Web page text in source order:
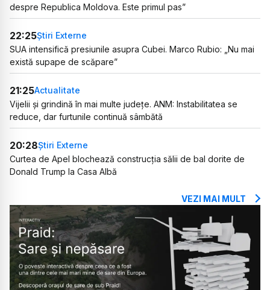
despre Republica Moldova. Este primul pas”
22:25Știri Externe
SUA intensifică presiunile asupra Cubei. Marco Rubio: „Nu mai
există supape de scăpare”
21:25Actualitate
Vijelii și grindină în mai multe județe. ANM: Instabilitatea se
reduce, dar furtunile continuă sâmbătă
20:28Știri Externe
Curtea de Apel blochează construcția sălii de bal dorite de
Donald Trump la Casa Albă
VEZI MAI MULT